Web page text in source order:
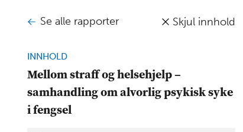
Se alle rapporter Skjul innhold
INNHOLD
Mellom straff og helsehjelp –
samhandling om alvorlig psykisk syke
i fengsel